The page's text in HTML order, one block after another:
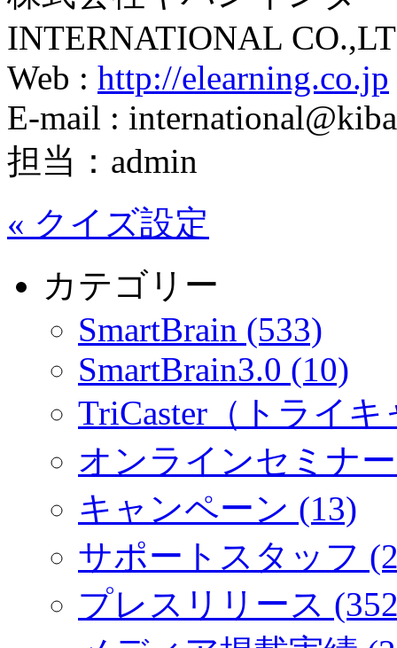
INTERNATIONAL
Web : http://elearning.co.jp
E-mail :
担当：admin
« クイズ設定
カテゴリー
SmartBrain (533)
SmartBrain3.0 (10)
TriCaster（トライ
オンラインセミナ
キャンペーン (13)
サポートスタッフ
プレスリリース